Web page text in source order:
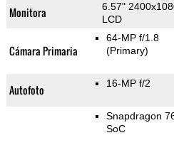
Monitora
6.57"
LCD
Cámara Primaria
64-MP f/1.8
(Primary)
Autofoto 16-MP f/2
Snapdragon
SoC